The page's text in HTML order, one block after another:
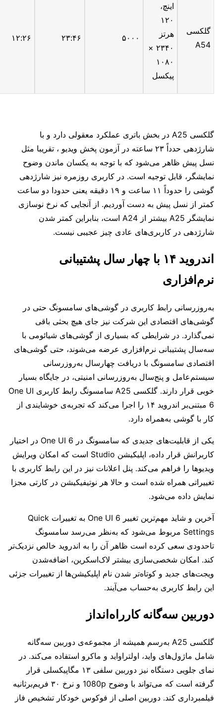
گلکسی
A54
اینچ،
۱۲۰
هرتز
۲۳۴۰ ×
۱۰۸۰
پیکسل
۵۰۰۰ ۲۳:۴۶ ۱۲:۲۶
گلکسی A25 در بخش باتری عملکرد معقولی دارد و با
شارژدهی حدداً ۲۳ ساعته در آزمون پخش ویدیو ، تقریبا مثل
نسل پیش ظاهر می‌شود که با توجه به یکسان ماندن وضوح
نمایشگر، قابل توجیه است. در کاربری روزمره نیز شارژدهی
گوشی را حدوداً ۱۱ ساعت و ۱۹ دقیقه یعنی حدودا دو ساعت
کمتر از نسل پیش به دست آوردیم. از آنجایی که نرخ نوسازی
نمایشگر A25 بیشتر از A24 است، بنابراین کمتر شدن
شارژدهی در کاربری‌های عادی چیز عجیبی نیست.
اندروید ۱۴ با چهار سال پشتیبانی
نرم‌افزاری
به‌روزرسانی رابط کاربری در گوشی‌های سامسونگ حتی در
گوشی‌های اقتصادی این شرکت نیز جای هیچ بحثی باقی
نمی‌گذارد. در شرایطی که بسیاری از گوشی‌های شیائومی با
سه‌سال پشتیبانی نرم‌افزاری عرضه می‌شوند، حتی گوشی‌های
اقتصادی سامسونگ با دریافت چهارسال به‌روزرسانی
سیستم‌عامل و پنج‌سال به‌روزرسانی امنیتی، در جایگاه بسیار
خوبی قرار دارند. گلکسی A25 سامسونگ رابط کاربری One UI
6 مبتنی‌بر اندروید ۱۴ را اجرا می‌کند که تجربه‌ی خوشایندی از
کار با گوشی به‌همراه دارد.
یکی از قابلیت‌های جدیدی که سامسونگ در One UI 6 در اختیار
کاربرانش قرار داده، اپلیکیشن Studio است که امکان ویرایش‌
ویدیوها را فراهم می‌کند. پنل اعلانات نیز در این رابط کاربری با
تغییراتی همراه شده است و حالا هر نوتیفیکیشن در کارتی مجزا
نمایش داده می‌شود.
آخرین و شاید مهم‌ترین تغییر One UI 6 به تغییرات Quick
Settings مربوط می‌شود که به‌نظر می‌رسد سامسونگ
تاحدودی سعی کرده است ظاهر آن را به اندروید خالص نزدیک‌تر
کند. امکان شخصی‌سازی بیشتر لاک‌اسکرین، اضافه‌شدن
ویجت‌های جدید و کوتاه‌تر شدن نام اپلیکیشن‌ها از تغییرات جزئی
این رابط کاربری به‌حساب می‌آیند.
دوربین سه‌گانه کارراه‌انداز
گلکسی A25 به‌رسم همیشه از مجموعه‌ی دوربین سه‌گانه‌‌
شامل ماژول‌های واید، اولتراواید و ماکرو استفاده می‌کند. در
نمای جلویی دستگاه نیز دوربین سلفی ۱۳ مگاپیکسلی قرار
گرفته است که می‌تواند با وضوح 1080p و نرخ ۳۰ فریم‌بر‌ثانیه
فیلمبرداری کند. دوربین اصلی از فوکوس خودکار تشخیص فاز